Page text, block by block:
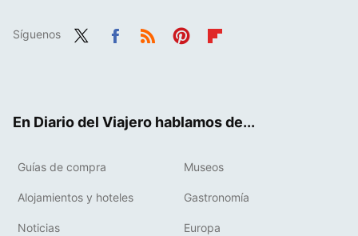
Síguenos
En Diario del Viajero hablamos de...
Guías de compra Museos
Alojamientos y hoteles Gastronomía
Noticias Europa